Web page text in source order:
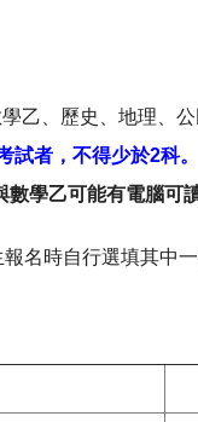
乙、歷史、地理、
試者，不得少於2科。
學乙可能有電腦可
名時自行選填其中